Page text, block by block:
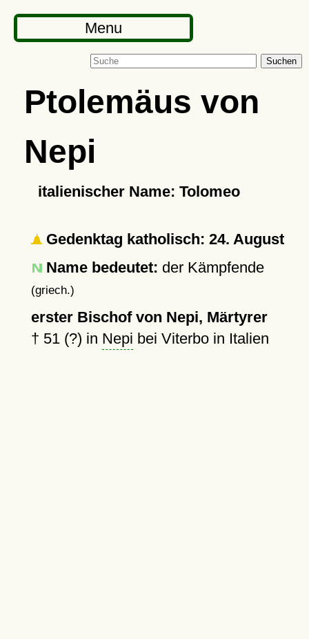
Menu
Suchen
Ptolemäus von
Nepi
italienischer Name: Tolomeo
Gedenktag katholisch: 24. August
Name bedeutet: der Kämpfende
(griech.)
erster Bischof von Nepi, Märtyrer
† 51 (?) in Nepi bei Viterbo in Italien